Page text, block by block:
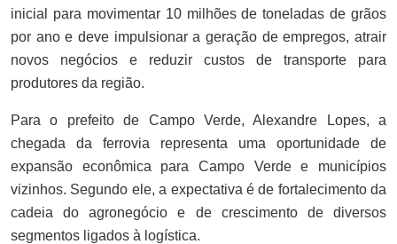
inicial para movimentar 10 milhões de toneladas de grãos
por ano e deve impulsionar a geração de empregos, atrair
novos negócios e reduzir custos de transporte para
produtores da região.
Para o prefeito de Campo Verde, Alexandre Lopes, a
chegada da ferrovia representa uma oportunidade de
expansão econômica para Campo Verde e municípios
vizinhos. Segundo ele, a expectativa é de fortalecimento da
cadeia do agronegócio e de crescimento de diversos
segmentos ligados à logística.